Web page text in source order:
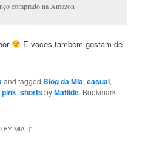
comprado na Amazon
E voces tambem gostam de
and tagged Blog da MIa,casual,
pink,shortsbyMatilde. Bookmark
BY MIA :)”